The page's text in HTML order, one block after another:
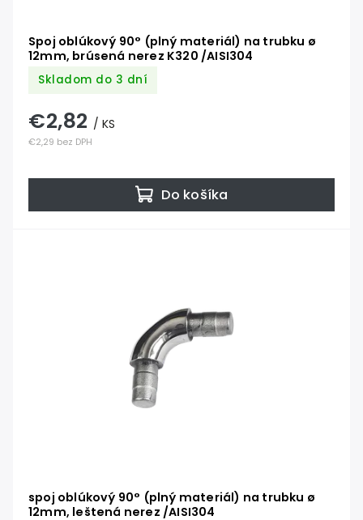
Spoj oblúkový 90° (plný materiál) na trubku ø
12mm, brúsená nerez K320 /AISI304
Skladom do 3 dní
€2,29 bez DPH
€2,82 / KS
Do košíka
spoj oblúkový 90° (plný materiál) na trubku ø
12mm, leštená nerez /AISI304